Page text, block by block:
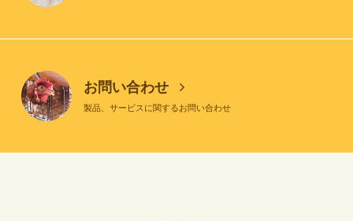
お問い合わせ
製品、サービスに関するお問い合わせ